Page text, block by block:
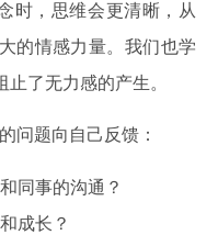
时，思维会更清晰，从
的情感力量。我们也学
了无力感的产生。
问题向自己反馈：
同事的沟通？
成长？